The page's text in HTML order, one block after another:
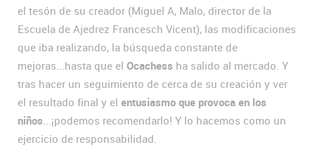
el tesón de su creador (Miguel A, Malo, director de la
Escuela de Ajedrez Francesch Vicent), las modificaciones
que iba realizando, la búsqueda constante de
mejoras...hasta que el Ocachess ha salido al mercado. Y
tras hacer un seguimiento de cerca de su creación y ver
el resultado final y el entusiasmo que provoca en los
niños ...¡podemos recomendarlo! Y lo hacemos como un
ejercicio de responsabilidad.